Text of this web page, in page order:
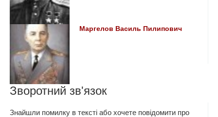
Маргелов Василь Пилипович
Зворотний зв'язок
Знайшли помилку в тексті або хочете повідомити про